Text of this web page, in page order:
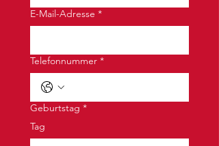
E-Mail-Adresse *
Telefonnummer *
Geburtstag *
Tag